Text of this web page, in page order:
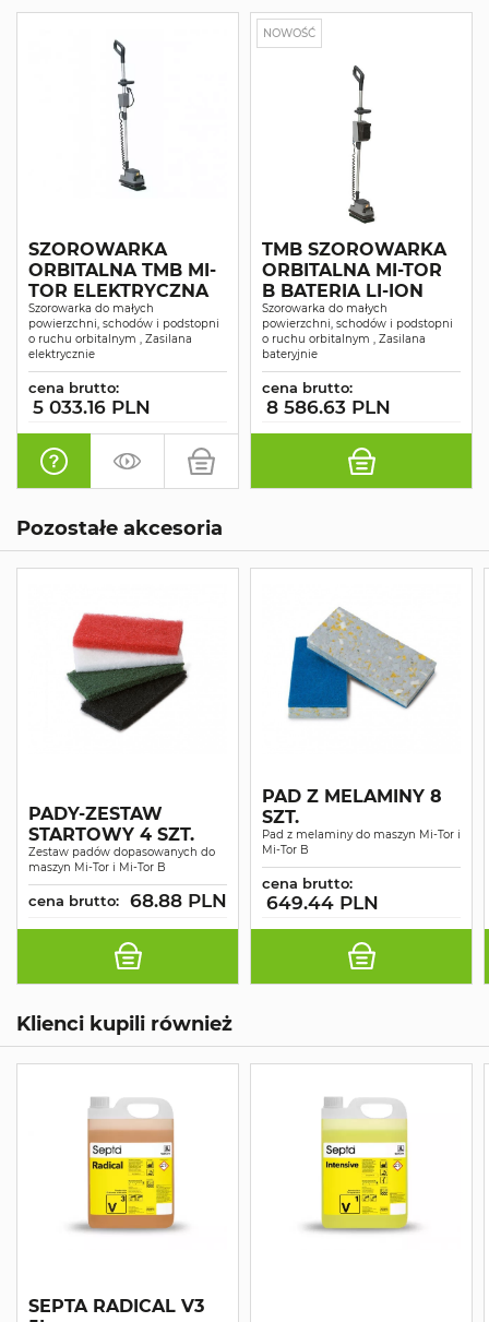
SZOROWARKA
ORBITALNA TMB MI-
TOR ELEKTRYCZNA
Szorowarka do małych
powierzchni, schodów i podstopni
o ruchu orbitalnym , Zasilana
elektrycznie
cena brutto:
5 033.16 PLN
NOWOŚĆ
TMB SZOROWARKA
ORBITALNA MI-TOR
B BATERIA LI-ION
Szorowarka do małych
powierzchni, schodów i podstopni
o ruchu orbitalnym , Zasilana
bateryjnie
cena brutto:
8 586.63 PLN
Pozostałe akcesoria
PADY-ZESTAW
STARTOWY 4 SZT.
Zestaw padów dopasowanych do
maszyn Mi-Tor i Mi-Tor B
cena brutto: 68.88 PLN
PAD Z MELAMINY 8
SZT.
Pad z melaminy do maszyn Mi-Tor i
Mi-Tor B
cena brutto:
649.44 PLN
Klienci kupili również
SEPTA RADICAL V3